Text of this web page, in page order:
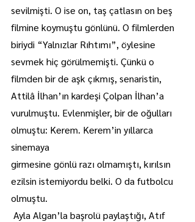
sevilmişti. O ise on, taş çatlasın on beş
filmine koymuştu gönlünü. O filmlerden
biriydi “Yalnızlar Rıhtımı”, öylesine
sevmek hiç görülmemişti. Çünkü o
filmden bir de aşk çıkmış, senaristin,
Attilâ İlhan’ın kardeşi Çolpan İlhan’a
vurulmuştu. Evlenmişler, bir de oğulları
olmuştu: Kerem. Kerem’in yıllarca
sinemaya
girmesine gönlü razı olmamıştı, kırılsın
ezilsin istemiyordu belki. O da futbolcu
olmuştu.
Ayla Algan’la başrolü paylaştığı, Atıf